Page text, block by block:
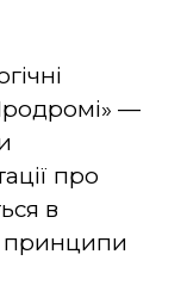
—
про
в
принципи